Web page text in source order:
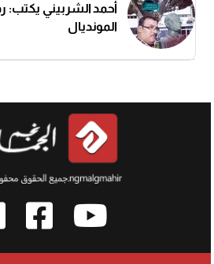
أحمد الشربيني يكتب:
المونديال